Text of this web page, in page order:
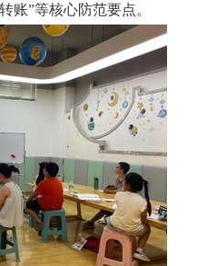
账”等核心防范要点。